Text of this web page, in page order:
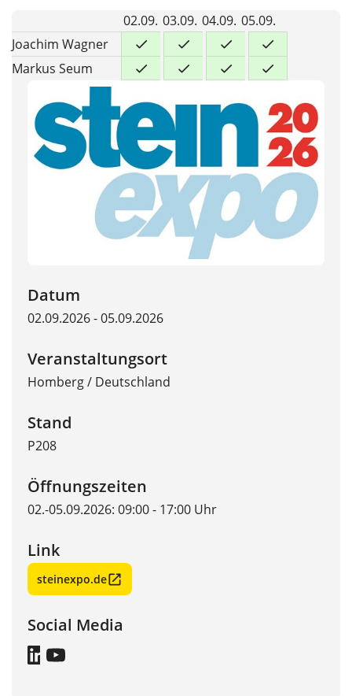
02.09. 03.09. 04.09. 05.09.
Joachim Wagner
Markus Seum
Datum
02.09.2026 - 05.09.2026
Veranstaltungsort
Homberg/ Deutschland
Stand
P208
Öffnungszeiten
02.-05.09.2026: 09:00 - 17:00 Uhr
Link
steinexpo.de
Social Media